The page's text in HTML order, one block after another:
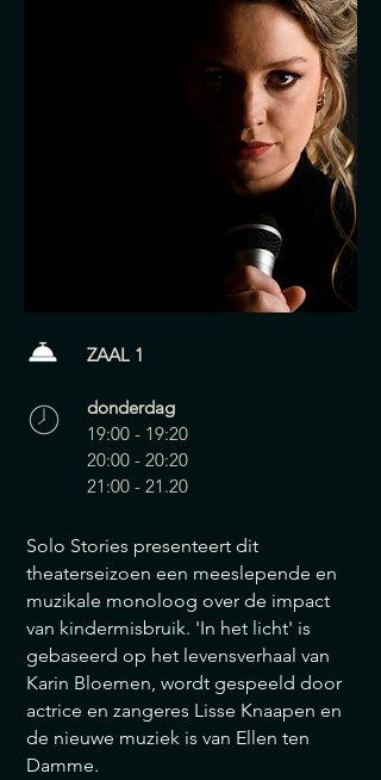
ZAAL 1
donderdag
19:00 - 19:20
20:00 - 20:20
21:00 - 21.20
Solo Stories presenteert dit
theaterseizoen een meeslepende en
muzikale monoloog over de impact
van kindermisbruik. 'In het licht' is
gebaseerd op het levensverhaal van
Karin Bloemen, wordt gespeeld door
actrice en zangeres Lisse Knaapen en
de nieuwe muziek is van Ellen ten
Damme.